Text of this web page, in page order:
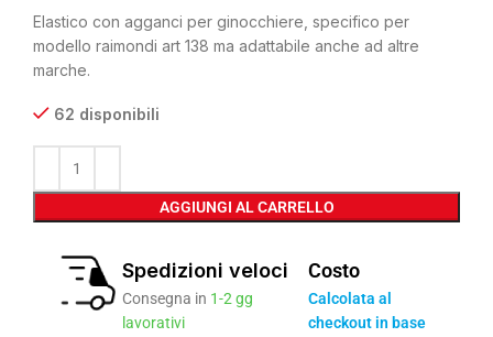
Elastico con agganci per ginocchiere, specifico per
modello raimondi art 138 ma adattabile anche ad altre
marche.
62 disponibili
AGGIUNGI AL CARRELLO
Spedizioni veloci
Consegna in 1-2 gg
lavorativi
Costo
Calcolata al
checkout in base